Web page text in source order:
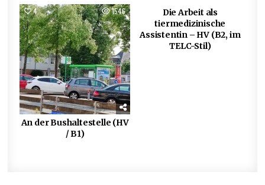
4 1546
An der Bushaltestelle (HV
/ B1)
Die Arbeit als
tiermedizinische
Assistentin – HV (B2, im
TELC-Stil)